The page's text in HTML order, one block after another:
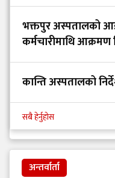
भक्तपुर अस्पतालको
कर्मचारीमाथि
कान्ति अस्पतालको
सबै हेर्नुहोस
अन्तर्वार्ता